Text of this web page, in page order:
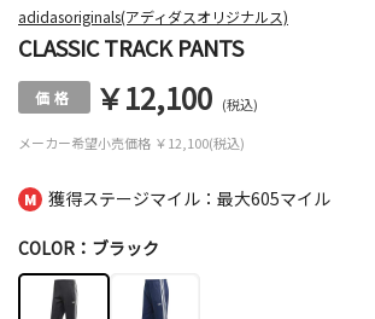
獲得ステージマイル：最大605マイル
adidasoriginals(アディダスオリジナルス)
CLASSIC TRACK PANTS
メーカー希望小売価格 ￥12,100(税込)
￥12,100 (税込)
COLOR：ブラック